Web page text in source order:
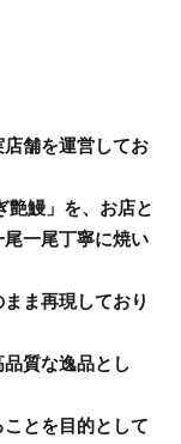
舗を運営してお
艶鰻」を、お店と
一尾丁寧に焼い
ま再現しており
質な逸品とし
とを目的として